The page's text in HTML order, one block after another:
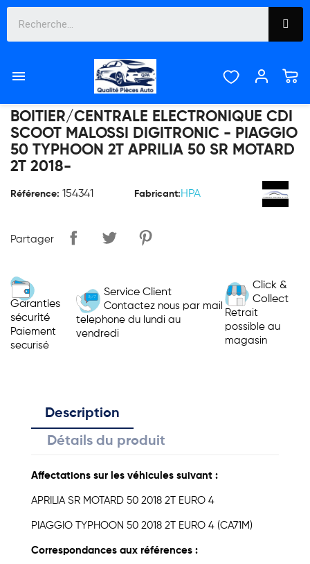

BOITIER/CENTRALE ELECTRONIQUE CDI
SCOOT MALOSSI DIGITRONIC - PIAGGIO
50 TYPHOON 2T APRILIA 50 SR MOTARD
2T 2018-
Référence: 154341 Fabricant: HPA
Partager
Garanties
sécurité
Paiement
securisé
Service Client
Contactez nous par mail
telephone du lundi au
vendredi
Click &
Collect
Retrait
possible au
magasin
Description
Détails du produit
Affectations sur les véhicules suivant :
APRILIA SR MOTARD 50 2018 2T EURO 4
PIAGGIO TYPHOON 50 2018 2T EURO 4 (CA71M)
Correspondances aux références :